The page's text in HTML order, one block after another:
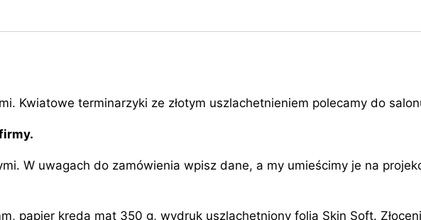
Kwiatowe terminarzyki ze złotym uszlachetnieniem polecamy do
W uwagach do zamówienia wpisz dane, a my umieścimy je na
papier kreda mat 350 g, wydruk uszlachetniony folią Skin Soft.